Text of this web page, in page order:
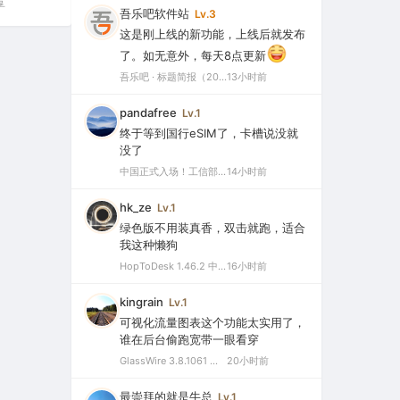
吾乐吧软件站 Lv.3
这是刚上线的新功能，上线后就发布
了。如无意外，每天8点更新
吾乐吧 · 标题简报（2026-08-06）13小时前
pandafree Lv.1
终于等到国行eSIM了，卡槽说没就
没了
中国正式入场！工信部批复eSIM手机商用试验，2026或成爆发元年14小时前
hk_ze Lv.1
绿色版不用装真香，双击就跑，适合
我这种懒狗
HopToDesk 1.46.2 中文绿色版（免费远程协助工具）16小时前
kingrain Lv.1
可视化流量图表这个功能太实用了，
谁在后台偷跑宽带一眼看穿
GlassWire 3.8.1061 中文特别版（可视化网络监控与个人防火墙） 20小时前
最崇拜的就是牛总 Lv.1